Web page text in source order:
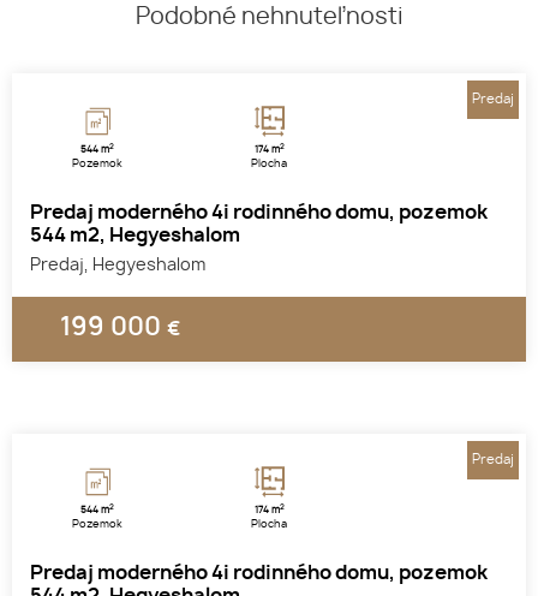
Podobné nehnuteľnosti
544 m2
Pozemok
174 m2
Plocha
Predaj moderného 4i rodinného domu, pozemok
544 m2, Hegyeshalom
Predaj, Hegyeshalom
199 000 €
Predaj
544 m2
Pozemok
174 m2
Plocha
Predaj moderného 4i rodinného domu, pozemok
Predaj